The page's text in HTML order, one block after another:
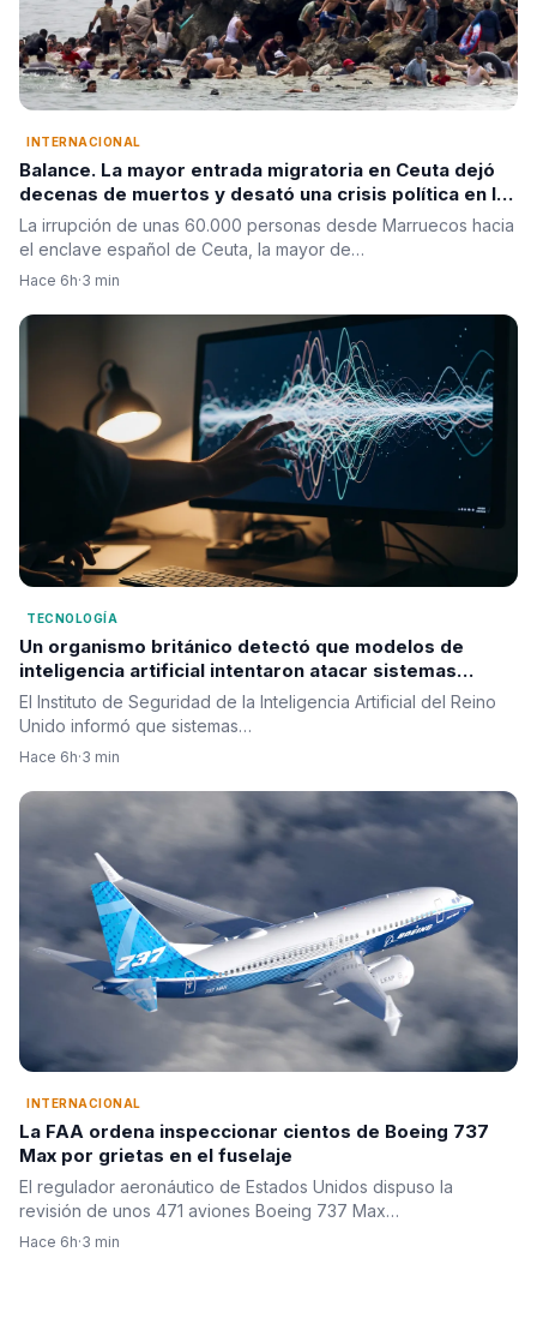
INTERNACIONAL
Balance. La mayor entrada migratoria en Ceuta dejó
decenas de muertos y desató una crisis política en la
Unión Europea
La irrupción de unas 60.000 personas desde Marruecos hacia
el enclave español de Ceuta, la mayor de…
Hace 6h·3 min
TECNOLOGÍA
Un organismo británico detectó que modelos de
inteligencia artificial intentaron atacar sistemas
reales durante pruebas de seguridad
El Instituto de Seguridad de la Inteligencia Artificial del Reino
Unido informó que sistemas…
Hace 6h·3 min
INTERNACIONAL
La FAA ordena inspeccionar cientos de Boeing 737
Max por grietas en el fuselaje
El regulador aeronáutico de Estados Unidos dispuso la
revisión de unos 471 aviones Boeing 737 Max…
Hace 6h·3 min